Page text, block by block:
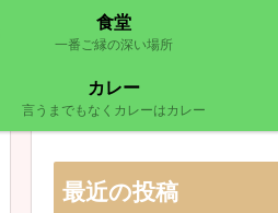
食堂
一番ご縁の深い場所
カレー
言うまでもなくカレーはカレー
最近の投稿